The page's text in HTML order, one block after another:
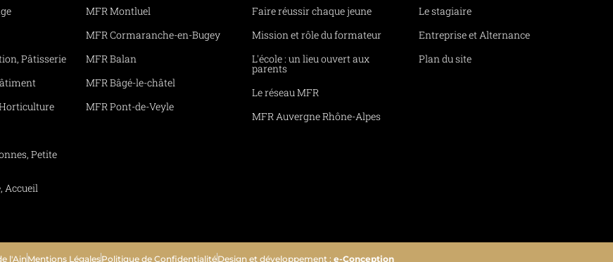
Pâtisserie
Petite
Accueil
MFR Montluel
MFR Cormaranche-en-Bugey
MFR Balan
MFR Bâgé-le-châtel
MFR Pont-de-Veyle
Faire réussir chaque jeune
Mission et rôle du formateur
L'école : un lieu ouvert aux
parents
Le réseau MFR
MFR Auvergne Rhône-Alpes
Le stagiaire
Entreprise et Alternance
Plan du site
l'Ain Mentions LégalesPolitique de ConfidentialitéDesign et développement : e-Conception